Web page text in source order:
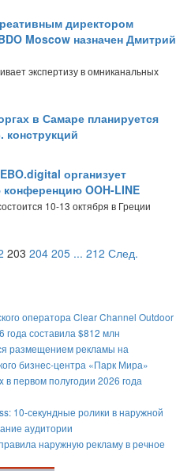
директором
Moscow назначен Дмитрий
экспертизу в омниканальных
в Самаре планируется
конструкций
организует
OOH-LINE
10-13 октября в Греции
203 204 205 ... 212 След.
оператора Clear Channel Outdoor
года составила $812 млн
размещением рекламы на
бизнес-центра «Парк Мира»
в первом полугодии 2026 года
10-секундные ролики в наружной
аудитории
наружную рекламу в речное